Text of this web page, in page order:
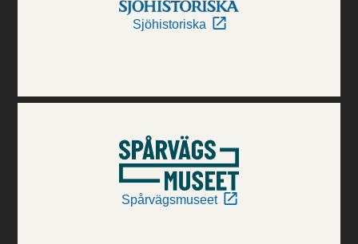
Sjöhistoriska
Spårvägsmuseet